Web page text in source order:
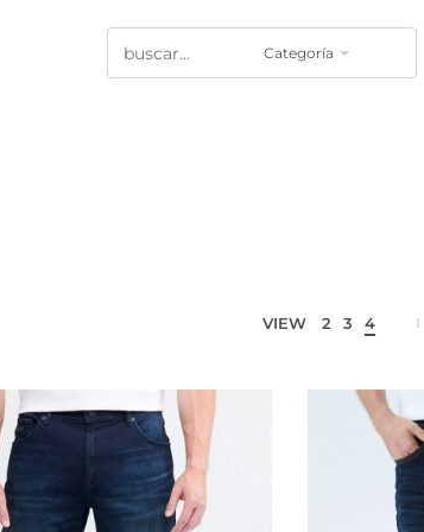
Categoría
VIEW 2 3 4